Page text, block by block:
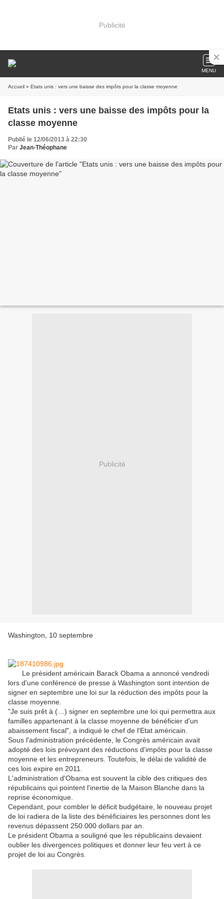
Publicité
MENU
Accueil » Etats unis : vers une baisse des impôts pour la classe moyenne
Etats unis : vers une baisse des impôts pour la
classe moyenne
Publié le 12/06/2013 à 22:30
Par Jean-Théophane
Publicité
Washington, 10 septembre
Le président américain Barack Obama a annoncé vendredi
lors d'une conférence de presse à Washington sont intention de
signer en septembre une loi sur la réduction des impôts pour la
classe moyenne.
"Je suis prêt à (…) signer en septembre une loi qui permettra aux
familles appartenant à la classe moyenne de bénéficier d'un
abaissement fiscal", a indiqué le chef de l'Etat américain.
Sous l'administration précédente, le Congrès américain avait
adopté des lois prévoyant des réductions d'impôts pour la classe
moyenne et les entrepreneurs. Toutefois, le délai de validité de
ces lois expire en 2011.
L'administration d'Obama est souvent la cible des critiques des
républicains qui pointent l'inertie de la Maison Blanche dans la
reprise économique.
Cependant, pour combler le déficit budgétaire, le nouveau projet
de loi radiera de la liste des bénéficiaires les personnes dont les
revenus dépassent 250.000 dollars par an.
Le président Obama a souligné que les républicains devaient
oublier les divergences politiques et donner leur feu vert à ce
projet de loi au Congrès.